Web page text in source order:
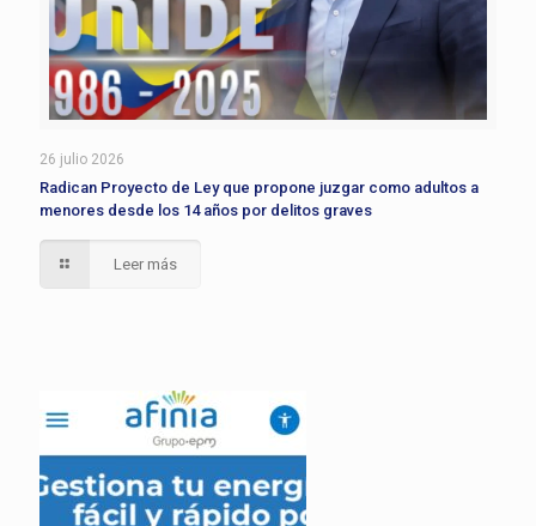
26 julio 2026
Radican Proyecto de Ley que propone juzgar como adultos a
menores desde los 14 años por delitos graves
Leer más